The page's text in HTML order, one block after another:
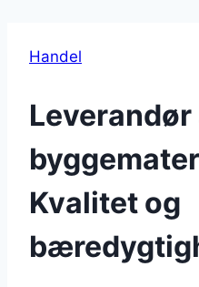
Handel
Leverandør
Kvalitet og